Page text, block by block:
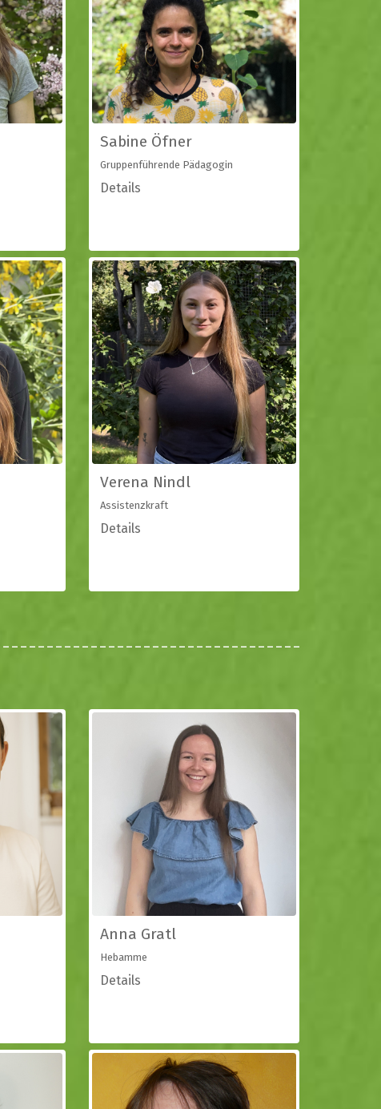
Sabine Öfner
Gruppenführende Pädagogin
Details
Verena Nindl
Assistenzkraft
Details
Anna Gratl
Hebamme
Details